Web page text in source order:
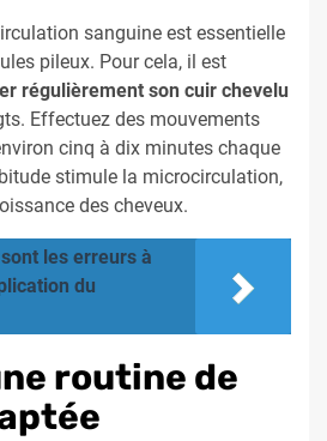
sanguine est essentielle
pileux. Pour cela, il est
régulièrement son cuir chevelu
Effectuez des mouvements
cinq à dix minutes chaque
stimule la microcirculation,
des cheveux.
les erreurs à
du
routine de